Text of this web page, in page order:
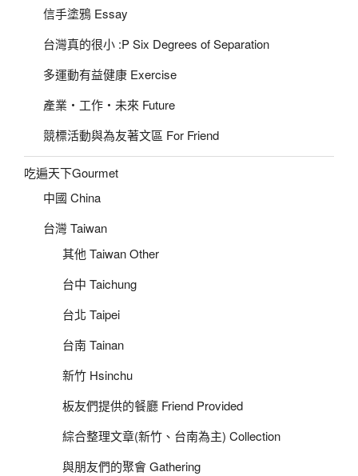
信手塗鴉 Essay
台灣真的很小 :P Six Degrees of Separation
多運動有益健康 Exercise
產業‧工作‧未來 Future
競標活動與為友著文區 For Friend
吃遍天下Gourmet
中國 China
台灣 Taiwan
其他 Taiwan Other
台中 Taichung
台北 Taipei
台南 Tainan
新竹 Hsinchu
板友們提供的餐廳 Friend Provided
綜合整理文章(新竹、台南為主) Collection
與朋友們的聚會 Gathering